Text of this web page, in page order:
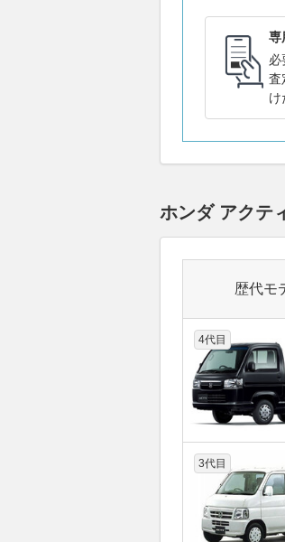
専
必
査
け
ホンダ アクテ
歴代モ
4代目
3代目